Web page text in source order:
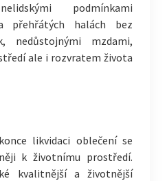
podmínkami
přehřátých halách bez
nedůstojnými mzdami,
ale i rozvratem života
likvidaci oblečení se
k životnímu prostředí.
kvalitnější a životnější